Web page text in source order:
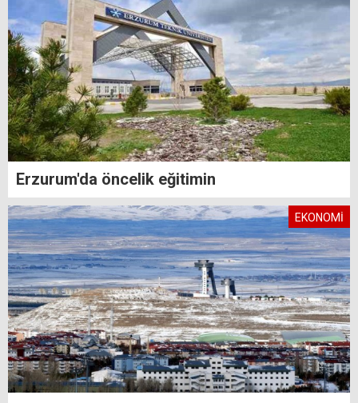
Erzurum'da öncelik eğitimin
EKONOMİ